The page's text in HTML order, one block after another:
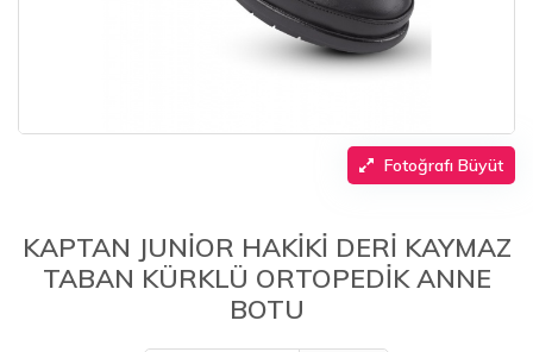
Fotoğrafı Büyüt
KAPTAN JUNİOR HAKİKİ DERİ KAYMAZ
TABAN KÜRKLÜ ORTOPEDİK ANNE
BOTU